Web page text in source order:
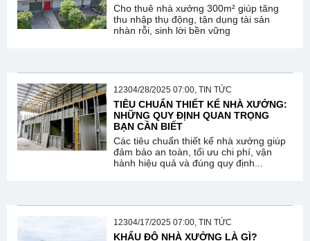
Cho thuê nhà xưởng 300m² giúp tăng
thu nhập thụ động, tận dụng tài sản
nhàn rỗi, sinh lời bền vững
12304/28/2025 07:00, TIN TỨC
TIÊU CHUẨN THIẾT KẾ NHÀ XƯỞNG:
NHỮNG QUY ĐỊNH QUAN TRỌNG
BẠN CẦN BIẾT
Các tiêu chuẩn thiết kế nhà xưởng giúp
đảm bảo an toàn, tối ưu chi phí, vận
hành hiệu quả và đúng quy định...
12304/17/2025 07:00, TIN TỨC
KHẨU ĐỘ NHÀ XƯỞNG LÀ GÌ?